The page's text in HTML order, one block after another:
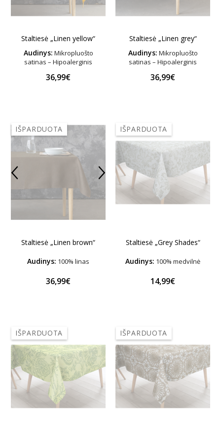
Staltiesė „Linen yellow“
Audinys: Mikropluošto
satinas – Hipoalerginis
36,99€
Staltiesė „Linen grey“
Audinys: Mikropluošto
satinas – Hipoalerginis
36,99€
IŠPARDUOTA
Staltiesė „Linen brown“
Audinys: 100% linas
36,99€
IŠPARDUOTA
Staltiesė „Grey Shades“
Audinys: 100% medvilnė
14,99€
IŠPARDUOTA IŠPARDUOTA